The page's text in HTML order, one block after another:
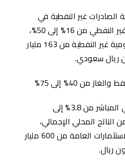
غير النفطية في
الناتج المحلي الإجمالي غير النفطي من 16% إلى 50%،
وأن تزيد الإيرادات الحكومية غير النفطية من 163 مليار
ريال سعودي.
من 40% إلى 75%
– زيادة الاستثمار الأجنبي المباشر من 3.8% إلى
الدولي 5.7% من الناتج المحلي الإجمالي،
وزيادة أصول صندوق الاستثمارات العامة من 600 مليار